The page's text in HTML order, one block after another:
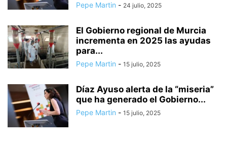
Pepe Martin - 24 julio, 2025
El Gobierno regional de Murcia
incrementa en 2025 las ayudas
para...
Pepe Martin - 15 julio, 2025
Díaz Ayuso alerta de la “miseria”
que ha generado el Gobierno...
Pepe Martin - 15 julio, 2025